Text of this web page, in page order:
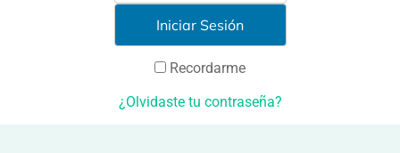
Recordarme
¿Olvidaste tu contraseña?